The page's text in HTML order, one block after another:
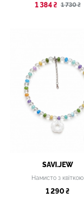
1 384 ₴ 1 730 ₴
SAVI.JEW
Намисто з квіткою
1 290 ₴